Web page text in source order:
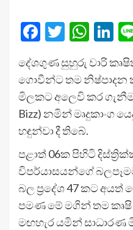
Facebook
Twitter
දේශගුණ සුහුරු වාරි
ගොවීන්ට තම නිෂ්පාදන
මිලකට අලෙවි කර ගැනීම
Bizz) නමින් මෘදුකාංග
හඳුන්වා දී තිබේ.
පළාත් 06ක පිහිටි
විපර්යාසයන්ගේ
බල ප්‍රදේශ 47 කට අයත්
පමණ මේ මගින් තම කෘෂි
මඟහැර යමින් සාධාරණ